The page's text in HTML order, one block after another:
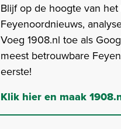
Blijf op de hoogte van het
Feyenoordnieuws,
Voeg 1908.nl toe als
meest betrouwbare
eerste!
Klik hier en maak